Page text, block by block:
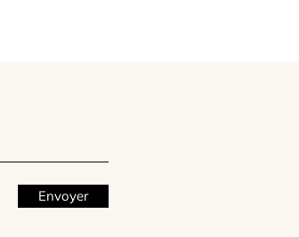
Envoyer